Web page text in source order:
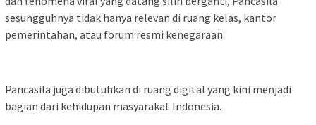
sesungguhnya tidak hanya relevan di ruang kelas, kantor
pemerintahan, atau forum resmi kenegaraan.
Pancasila juga dibutuhkan di ruang digital yang kini menjadi
bagian dari kehidupan masyarakat Indonesia.